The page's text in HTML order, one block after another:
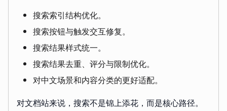
搜索索引结构优化。
搜索按钮与触发交互修复。
搜索结果样式统一。
搜索结果去重、评分与限制优化。
对中文场景和内容分类的更好适配。
对文档站来说，搜索不是锦上添花，而是核心路径。